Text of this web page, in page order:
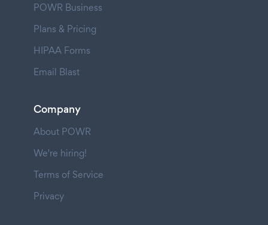
POWR Business
Plans & Pricing
HIPAA Forms
Email Blast
Company
About POWR
We're hiring!
Terms of Service
Privacy